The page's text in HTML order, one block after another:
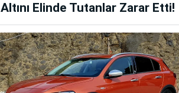
Altını Elinde Tutanlar Zarar Etti!